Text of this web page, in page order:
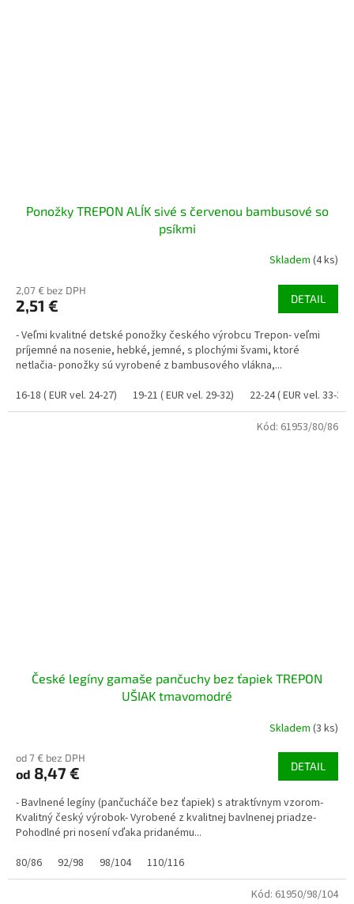
Ponožky TREPON ALÍK sivé s červenou bambusové so
psíkmi
Skladem (4 ks)
2,07 € bez DPH
2,51 € DETAIL
- Veľmi kvalitné detské ponožky českého výrobcu Trepon- veľmi
príjemné na nosenie, hebké, jemné, s plochými švami, ktoré
netlačia- ponožky sú vyrobené z bambusového vlákna,...
16-18 ( EUR vel. 24-27)
19-21 ( EUR vel. 29-32) 22-24 ( EUR vel. 33-37)
České legíny gamaše pančuchy bez ťapiek TREPON
UŠIAK tmavomodré
Skladem (3 ks)
od 7 € bez DPH
od 8,47 € DETAIL
- Bavlnené legíny (pančucháče bez ťapiek) s atraktívnym vzorom-
Kvalitný český výrobok- Vyrobené z kvalitnej bavlnenej priadze-
Pohodlné pri nosení vďaka pridanému...
80/86
92/98 98/104 110/116
Kód: 61953/80/86
Kód: 61950/98/104